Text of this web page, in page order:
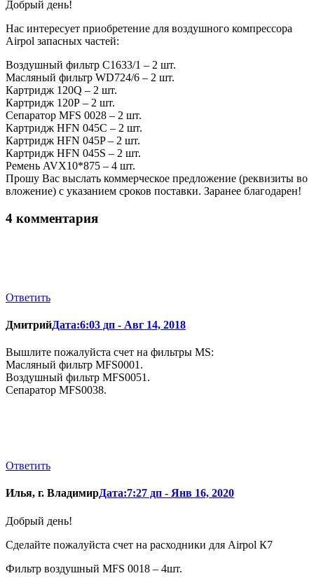
Добрый день!
Нас интересует приобретение для воздушного компрессора
Airpol запасных частей:
Воздушный фильтр C1633/1 – 2 шт.
Масляный фильтр WD724/6 – 2 шт.
Картридж 120Q – 2 шт.
Картридж 120Р – 2 шт.
Сепаратор MFS 0028 – 2 шт.
Картридж HFN 045C – 2 шт.
Картридж HFN 045P – 2 шт.
Картридж HFN 045S – 2 шт.
Ремень AVX10*875 – 4 шт.
Прошу Вас выслать коммерческое предложение (реквизиты во
вложение) с указанием сроков поставки. Заранее благодарен!
4 комментария
Ответить
ДмитрийДата:6:03 дп - Авг 14, 2018
Вышлите пожалуйста счет на фильтры MS:
Масляный фильтр MFS0001.
Воздушный фильтр MFS0051.
Сепаратор MFS0038.
Ответить
Илья, г. ВладимирДата:7:27 дп - Янв 16, 2020
Добрый день!
Сделайте пожалуйста счет на расходники для Airpol К7
Фильтр воздушный MFS 0018 – 4шт.